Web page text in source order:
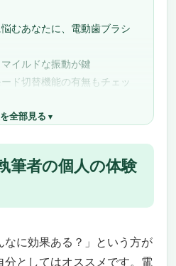
むあなたに、電動歯ブラシ
イルドな振動が鍵
ド切替機能の有無もチェッ
やすさも重要な選定ポイン
ッケアー ダイヤモンドクリ
全部見る
筆者の個人の体験
なに効果ある？」という方が
分としてはオススメです。電